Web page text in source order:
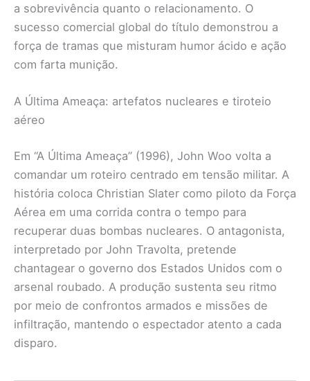
a sobrevivência quanto o relacionamento. O
sucesso comercial global do título demonstrou a
força de tramas que misturam humor ácido e ação
com farta munição.
A Última Ameaça: artefatos nucleares e tiroteio
aéreo
Em “A Última Ameaça” (1996), John Woo volta a
comandar um roteiro centrado em tensão militar. A
história coloca Christian Slater como piloto da Força
Aérea em uma corrida contra o tempo para
recuperar duas bombas nucleares. O antagonista,
interpretado por John Travolta, pretende
chantagear o governo dos Estados Unidos com o
arsenal roubado. A produção sustenta seu ritmo
por meio de confrontos armados e missões de
infiltração, mantendo o espectador atento a cada
disparo.